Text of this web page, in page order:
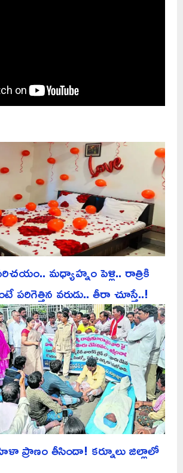
మధ్యాహ్నం పెళ్లి.. రాత్రికి
పరిగెత్తిన వరుడు.. తీరా చూస్తే..!
ప్రాణం తీసిందా! కర్నూలు జిల్లాలో